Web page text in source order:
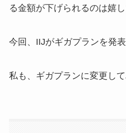
る金額が下げられるのは嬉し
今回、IIJがギガプランを発表
私も、ギガプランに変更して